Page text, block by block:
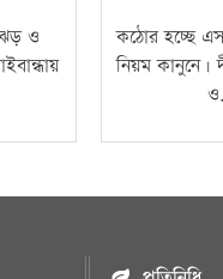
ঝড় ও
কঠোর হচ্ছে
নিয়ম কানুনে।